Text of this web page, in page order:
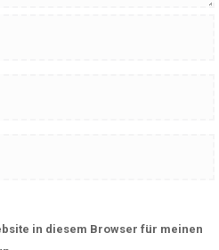
in diesem Browser für meinen